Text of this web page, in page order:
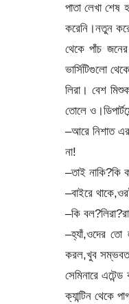
পাতা লেখা
করেনি।নতুন
থেকে পাঁচ
ভার্সিটিগুলো
লিরা। বেশ
তোলে
–আরে নিশাত
না!
–তাই নাকি?কি
–বাইরে
–কি
–হ্যাঁ,ওদের তো
করল,খুব সম্ভবত
সেমিনারে
ক্যান্টিন থেকে